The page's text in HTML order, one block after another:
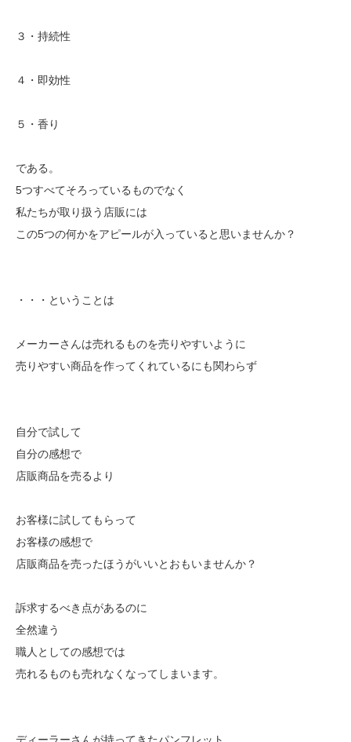
３・持続性
４・即効性
５・香り
である。
5つすべてそろっているものでなく
私たちが取り扱う店販には
この5つの何かをアピールが入っていると思いませんか？
・・・ということは
メーカーさんは売れるものを売りやすいように
売りやすい商品を作ってくれているにも関わらず
自分で試して
自分の感想で
店販商品を売るより
お客様に試してもらって
お客様の感想で
店販商品を売ったほうがいいとおもいませんか？
訴求するべき点があるのに
全然違う
職人としての感想では
売れるものも売れなくなってしまいます。